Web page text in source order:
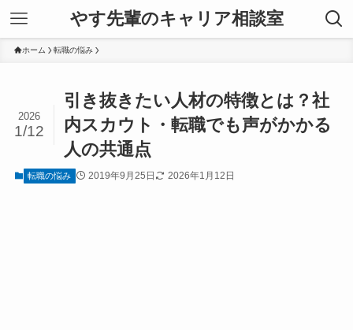
やす先輩のキャリア相談室
ホーム 転職の悩み
引き抜きたい人材の特徴とは？社
内スカウト・転職でも声がかかる
人の共通点
2026
1/12
転職の悩み 2019年9月25日 2026年1月12日